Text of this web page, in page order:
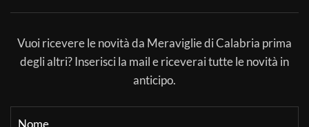
Vuoi ricevere le novità da Meraviglie di Calabria prima
degli altri? Inserisci la mail e riceverai tutte le novità in
anticipo.